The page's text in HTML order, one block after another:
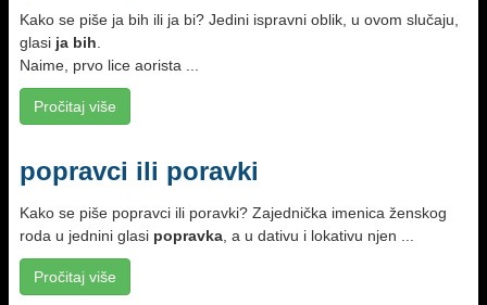
Kako se piše ja bih ili ja bi? Jedini ispravni oblik, u ovom slučaju,
glasi ja bih
Naime, prvo lice aorista ...
Pročitaj više
popravci ili poravki
Kako se piše popravci ili poravki? Zajednička imenica ženskog
roda u jednini glasi popravka , a u dativu i lokativu njen ...
Pročitaj više